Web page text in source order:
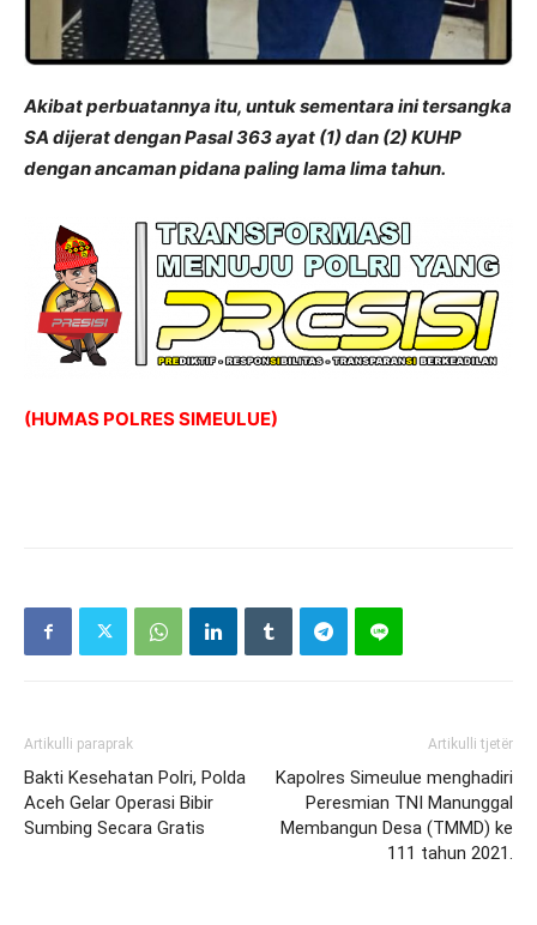
Akibat perbuatannya itu, untuk sementara ini tersangka
SA dijerat dengan Pasal 363 ayat (1) dan (2) KUHP
dengan ancaman pidana paling lama lima tahun.
(HUMAS POLRES SIMEULUE)
Artikulli paraprak
Bakti Kesehatan Polri, Polda
Aceh Gelar Operasi Bibir
Sumbing Secara Gratis
Artikulli tjetër
Kapolres Simeulue menghadiri
Peresmian TNI Manunggal
Membangun Desa (TMMD) ke
111 tahun 2021.